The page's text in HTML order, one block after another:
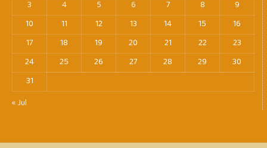
3
4 5 6 7 8
9
10
11 12 13 14 15
16
17
18 19 20 21 22
23
24
25 26 27 28 29
30
31
« Jul